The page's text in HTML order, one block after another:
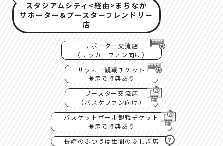
スタジアムシティ<経由>まちなか
サポーター&ブースターフレンドリー
店
サポーター交流店
（サッカーファン向け）
サッカー観戦チケット
提示で特典あり
ブースター交流店
（バスケファン向け）
バスケットボール観戦チケット
提示で特典あり
長崎のふつうは世間のふしぎ店
？